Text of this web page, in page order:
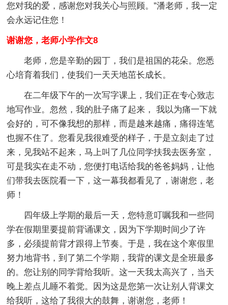
您对我的爱，感谢您对我关心与照顾。”潘老师，我一定
会永远记住您！
谢谢您，老师小学作文8
老师，您是辛勤的园丁，我们是祖国的花朵。您悉
心培育着我们，使我们一天天地茁长成长。
在二年级下午的一次写字课上，我们正在专心致志
地写作业。忽然，我的肚子痛了起来， 我以为痛一下就
会好的，可不像我想的那样，而是越来越痛，痛得连笔
也握不住了。您看见我很难受的样子，于是立刻走了过
来，见我站不起来，马上叫了几位同学扶我去医务室，
可是我实在走不动，您便打电话给我的爸爸妈妈，让他
们带我去医院看一下，这一幕我都看见了，谢谢您，老
师！
四年级上学期的最后一天，您特意叮嘱我和一些同
学在假期里要提前背诵课文，因为下学期时间少了许
多，必须提前背才跟得上节奏。于是，我在这个寒假里
努力地背书，到了第二个学期，我背的课文是全班最多
的。您让别的同学背给我听。这一天我太高兴了，当天
晚上差点儿睡不着觉。因为这是您第一次让别人背课文
给我听，这给了我很大的鼓舞，谢谢您，老师！